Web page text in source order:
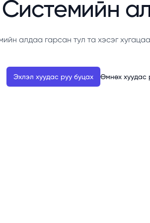
Системийн
алдаа гарсан тул та хэсэг
Эхлэл хуудас руу буцах Өмнөх хуудас